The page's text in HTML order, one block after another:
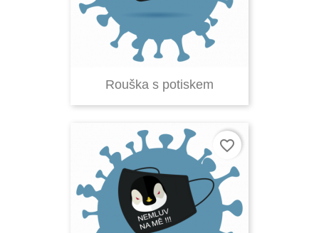
Rouška s potiskem
favorite_border